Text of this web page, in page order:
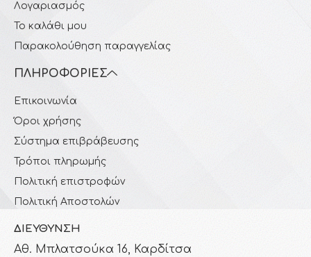
Λογαριασμός
Το καλάθι μου
Παρακολούθηση παραγγελίας
ΠΛΗΡΟΦΟΡΊΕΣ
Επικοινωνία
Όροι χρήσης
Σύστημα επιβράβευσης
Τρόποι πληρωμής
Πολιτική επιστροφών
Πολιτική Αποστολών
ΔΙΕΎΘΥΝΣΗ
Αθ. Μπλατσούκα 16, Καρδίτσα